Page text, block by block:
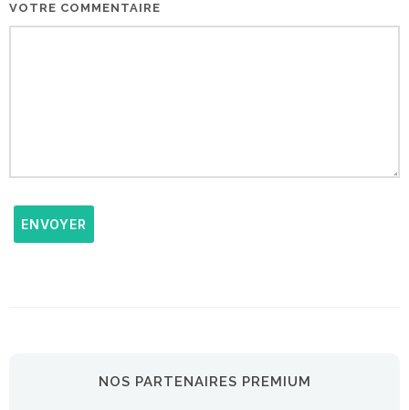
VOTRE COMMENTAIRE
ENVOYER
NOS PARTENAIRES PREMIUM